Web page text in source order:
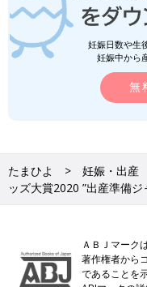
妊娠日数や生
妊娠中から
無
たまひよ 妊娠・出産
ッズ大賞2020 ”出産準備
ＡＢＪマーク
著作権者から
であることを